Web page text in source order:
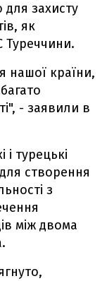
захисту
як
Туреччини.
нашої країни,
- заявили в
турецькі
створення
з
між двома